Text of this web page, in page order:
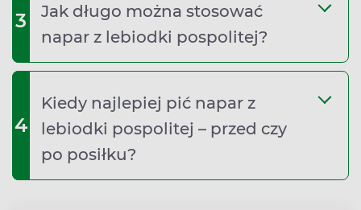
3
Jak długo można stosować
napar z lebiodki pospolitej?
4
Kiedy najlepiej pić napar z
lebiodki pospolitej – przed czy
po posiłku?